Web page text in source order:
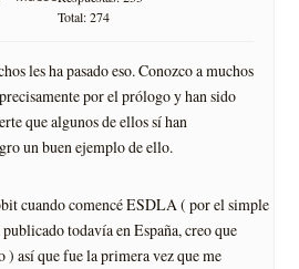
Total: 274
les ha pasado eso. Conozco a muchos
por el prólogo y han sido
que algunos de ellos sí­ han
un buen ejemplo de ello.
cuando comencé ESDLA ( por el simple
todaví­a en España, creo que
así­ que fue la primera vez que me